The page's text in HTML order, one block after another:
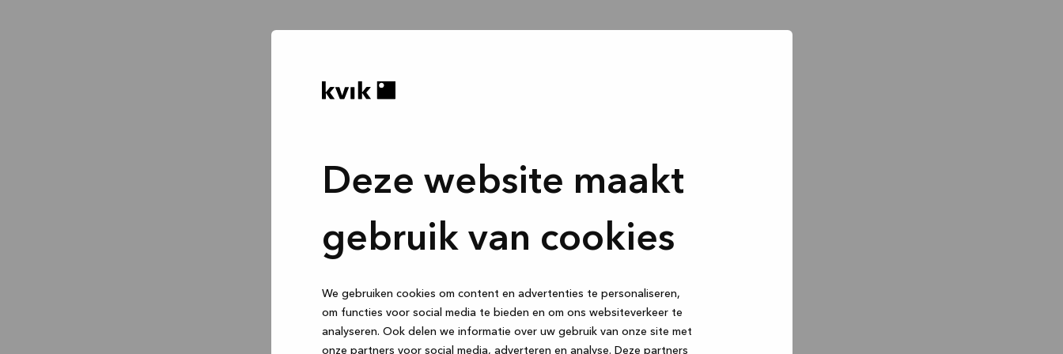
Deze website maakt
gebruik van cookies
We gebruiken cookies om content en advertenties te personaliseren,
om functies voor social media te bieden en om ons websiteverkeer te
analyseren. Ook delen we informatie over uw gebruik van onze site met
onze partners voor social media, adverteren en analyse. Deze partners